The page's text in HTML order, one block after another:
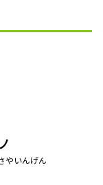
やいんげん